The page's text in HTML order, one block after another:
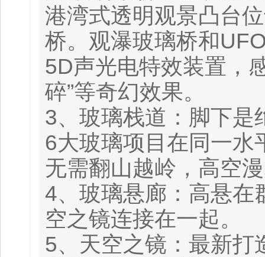
港湾式透明观景凸台
桥。观瀑玻璃桥和
5D声光电特效装置，
碎”等奇幻效果。
3、玻璃栈道：脚下是
6大玻璃项目在同一水
无需翻山越岭，高空
4、玻璃悬廊：高悬在
空之镜连接在一起。
5、天空之镜：最新打